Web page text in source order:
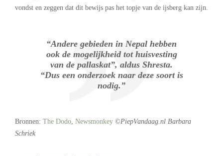
vondst en zeggen dat dit bewijs pas het topje van de ijsberg kan zijn.
“Andere gebieden in Nepal hebben
ook de mogelijkheid tot huisvesting
van de pallaskat”, aldus Shresta.
“Dus een onderzoek naar deze soort is
nodig.”
Bronnen: The Dodo Newsmonkey ©PiepVandaag.nl Barbara
Schriek